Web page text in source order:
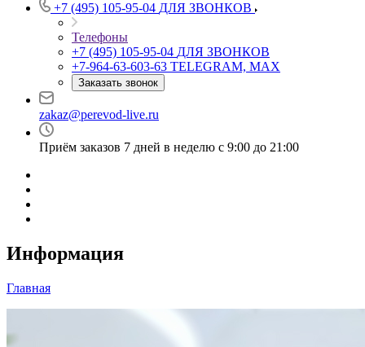
+7 (495) 105-95-04 ДЛЯ ЗВОНКОВ
Телефоны
+7 (495) 105-95-04 ДЛЯ ЗВОНКОВ
+7-964-63-603-63 TELEGRAM, MAX
Заказать звонок
zakaz@perevod-live.ru
Приём заказов 7 дней в неделю с 9:00 до 21:00
Информация
Главная